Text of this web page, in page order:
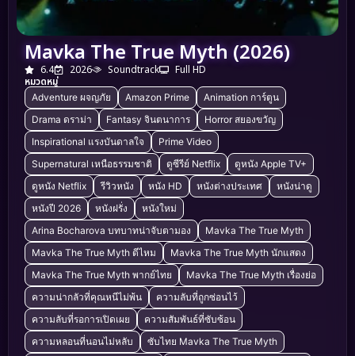
Mavka The True Myth (2026)
6.4 2026 Soundtrack
Full HD
หมวดหมู่
Adventure ผจญภัย Amazon Prime
Animation การ์ตูน
Drama ดราม่า
Fantasy จินตนาการ
Horror สยองขวัญ
Inspirational แรงบันดาลใจ
Prime Video
Supernatural เหนือธรรมชาติ
ดูซีรีย์ Netflix
ดูหนัง Apple TV+
ดูหนัง Netflix
รีวิวหนัง หนัง HD หนังต่างประเทศ
หนังน่าดู
หนังปี 2026
หนังฝรั่ง
หนังใหม่
Arina Bocharova บทบาทน่าจับตามอง
Mavka The True Myth
Mavka The True Myth ดีไหม
Mavka The True Myth นักแสดง
Mavka The True Myth พากย์ไทย
Mavka The True Myth เรื่องย่อ
ความน่ากลัวที่คุณหนีไม่พ้น
ความลับที่ถูกซ่อนไว้
ความลับที่รอการเปิดเผย
ความสัมพันธ์ที่ซับซ้อน
ความหลอนที่นอนไม่หลับ
ซับไทย Mavka The True Myth